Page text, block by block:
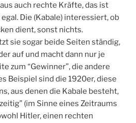
auch rechte Kräfte, das ist
Die (Kabale) interessiert, ob
dient, sonst nichts.
sie sogar beide Seiten ständig,
auf und macht dann nur je
zum “Gewinner”, die andere
Beispiel sind die 1920er, diese
aus denen die Kabale besteht,
(im Sinne eines Zeitraums
Hitler, einen rechten